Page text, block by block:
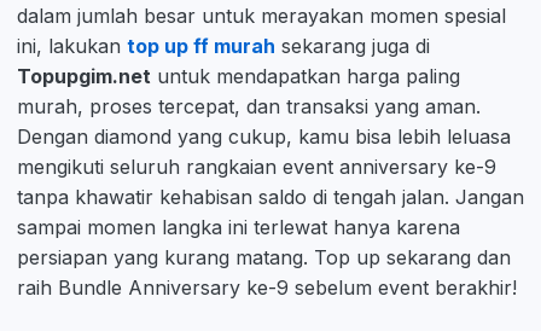
dalam jumlah besar untuk merayakan momen spesial
ini, lakukan top up ff murah sekarang juga di
Topupgim.net untuk mendapatkan harga paling
murah, proses tercepat, dan transaksi yang aman.
Dengan diamond yang cukup, kamu bisa lebih leluasa
mengikuti seluruh rangkaian event anniversary ke-9
tanpa khawatir kehabisan saldo di tengah jalan. Jangan
sampai momen langka ini terlewat hanya karena
persiapan yang kurang matang. Top up sekarang dan
raih Bundle Anniversary ke-9 sebelum event berakhir!